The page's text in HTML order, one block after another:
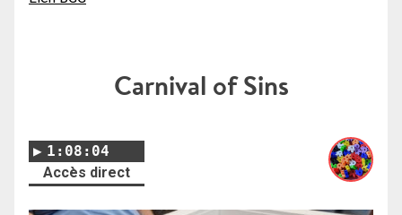
Carnival of Sins
1:08:04
Accès direct